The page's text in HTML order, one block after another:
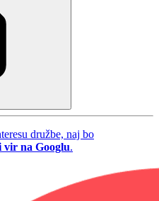
družbe, naj bo
vir na Googlu.